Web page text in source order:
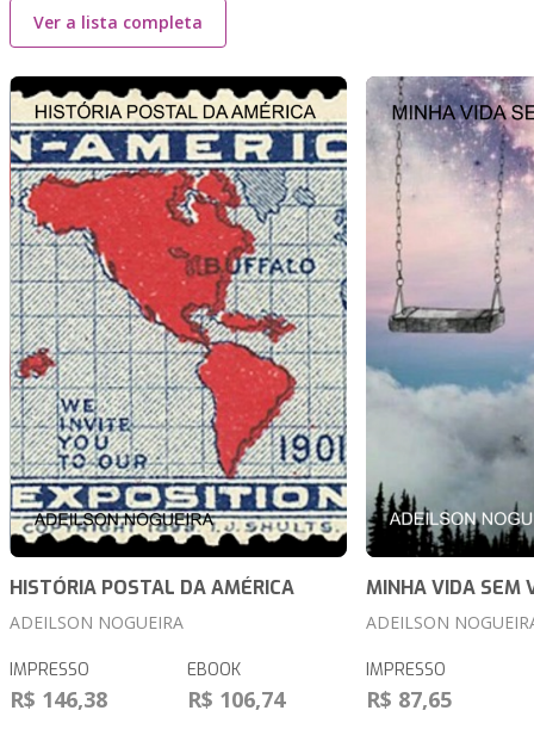
Ver a lista completa
HISTÓRIA POSTAL DA AMÉRICA
ADEILSON NOGUEIRA
IMPRESSO
R$ 146,38
EBOOK
R$ 106,74
MINHA VIDA SEM
ADEILSON
IMPRESSO
R$ 87,65